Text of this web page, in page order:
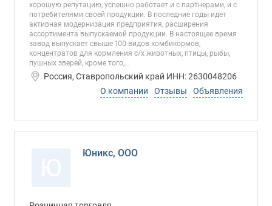
хорошую репутацию, успешно работает и с партнерами, и с
потребителями своей продукции. В последние годы идет
активная модернизация предприятия, расширения
ассортимента выпускаемой продукции. В настоящее время
завод выпускает свыше 100 видов комбикормов,
концентратов для кормления с/х животных, птицы, рыбы,
пушных зверей, кроме того,...
Россия, Ставропольский край ИНН: 2630048206
О компании
Отзывы Объявления
Юникс, ООО